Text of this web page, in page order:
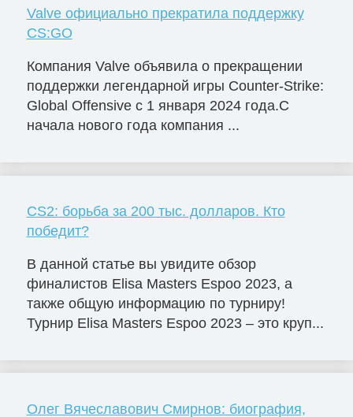
Valve официально прекратила поддержку
CS:GO
Компания Valve объявила о прекращении
поддержки легендарной игры Counter-Strike:
Global Offensive с 1 января 2024 года.С
начала нового года компания ...
CS2: борьба за 200 тыс. долларов. Кто
победит?
В данной статье вы увидите обзор
финалистов Elisa Masters Espoо 2023, а
также общую информацию по турниру!
Турнир Elisa Masters Espoo 2023 – это круп...
Олег Вячеславович Смирнов: биография,